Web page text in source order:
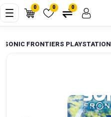
0 0 0
SONIC FRONTIERS PLAYSTATION